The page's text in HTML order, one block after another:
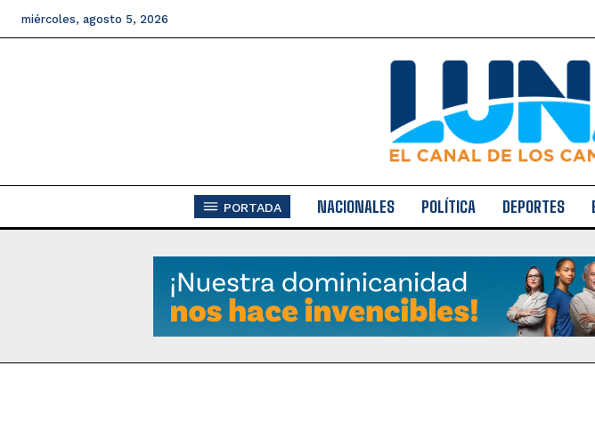
miércoles, agosto 5, 2026
PORTADA NACIONALES POLÍTICA DEPORTES